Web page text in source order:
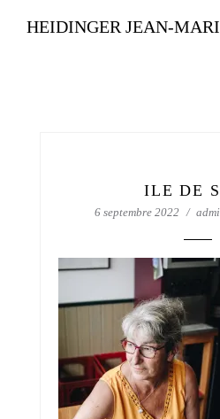
HEIDINGER JEAN-
ILE DE
6 septembre 2022